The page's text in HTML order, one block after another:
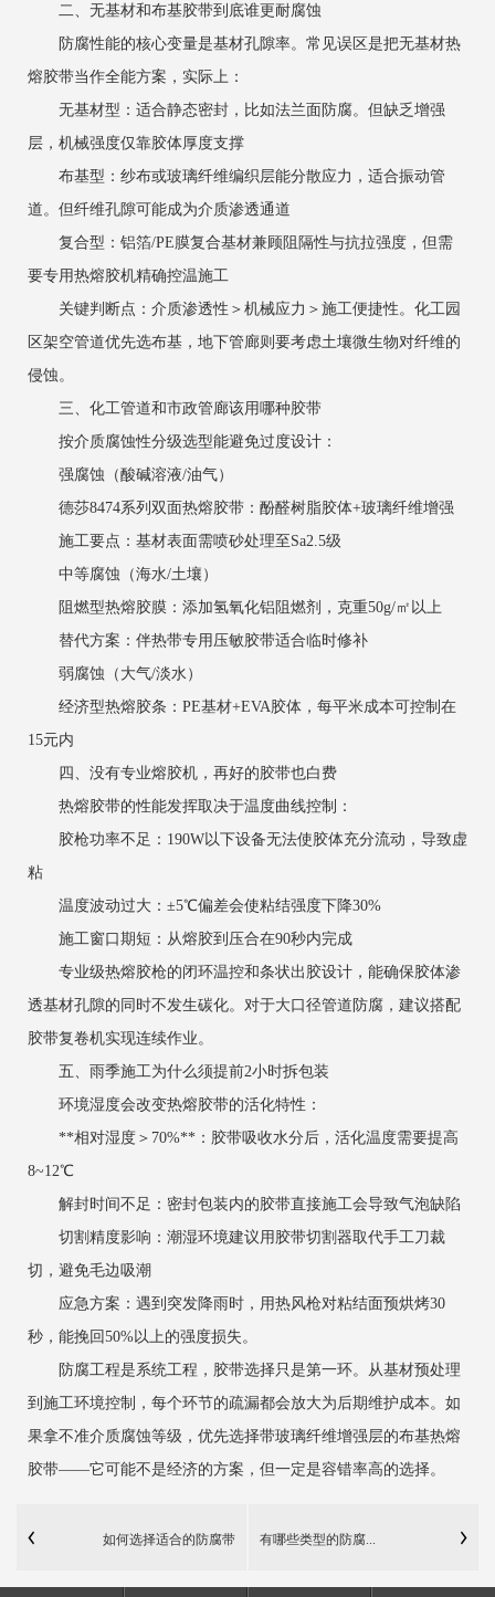
二、无基材和布基胶带到底谁更耐腐蚀
防腐性能的核心变量是基材孔隙率。常见误区是把无基材热
熔胶带当作全能方案，实际上：
无基材型：适合静态密封，比如法兰面防腐。但缺乏增强
层，机械强度仅靠胶体厚度支撑
布基型：纱布或玻璃纤维编织层能分散应力，适合振动管
道。但纤维孔隙可能成为介质渗透通道
复合型：铝箔/PE膜复合基材兼顾阻隔性与抗拉强度，但需
要专用热熔胶机精确控温施工
关键判断点：介质渗透性＞机械应力＞施工便捷性。化工园
区架空管道优先选布基，地下管廊则要考虑土壤微生物对纤维的
侵蚀。
三、化工管道和市政管廊该用哪种胶带
按介质腐蚀性分级选型能避免过度设计：
强腐蚀（酸碱溶液/油气）
德莎8474系列双面热熔胶带：酚醛树脂胶体+玻璃纤维增强
施工要点：基材表面需喷砂处理至Sa2.5级
中等腐蚀（海水/土壤）
阻燃型热熔胶膜：添加氢氧化铝阻燃剂，克重50g/㎡以上
替代方案：伴热带专用压敏胶带适合临时修补
弱腐蚀（大气/淡水）
经济型热熔胶条：PE基材+EVA胶体，每平米成本可控制在
15元内
四、没有专业熔胶机，再好的胶带也白费
热熔胶带的性能发挥取决于温度曲线控制：
胶枪功率不足：190W以下设备无法使胶体充分流动，导致虚
粘
温度波动过大：±5℃偏差会使粘结强度下降30%
施工窗口期短：从熔胶到压合在90秒内完成
专业级热熔胶枪的闭环温控和条状出胶设计，能确保胶体渗
透基材孔隙的同时不发生碳化。对于大口径管道防腐，建议搭配
胶带复卷机实现连续作业。
五、雨季施工为什么须提前2小时拆包装
环境湿度会改变热熔胶带的活化特性：
**相对湿度＞70%**：胶带吸收水分后，活化温度需要提高
8~12℃
解封时间不足：密封包装内的胶带直接施工会导致气泡缺陷
切割精度影响：潮湿环境建议用胶带切割器取代手工刀裁
切，避免毛边吸潮
应急方案：遇到突发降雨时，用热风枪对粘结面预烘烤30
秒，能挽回50%以上的强度损失。
防腐工程是系统工程，胶带选择只是第一环。从基材预处理
到施工环境控制，每个环节的疏漏都会放大为后期维护成本。如
果拿不准介质腐蚀等级，优先选择带玻璃纤维增强层的布基热熔
胶带——它可能不是经济的方案，但一定是容错率高的选择。
如何选择适合的防腐带 有哪些类型的防腐...